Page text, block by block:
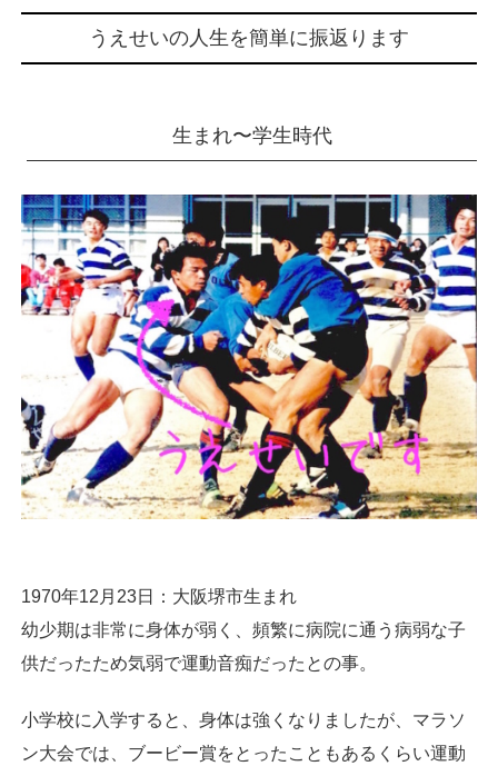
うえせいの人生を簡単に振返ります
生まれ〜学生時代
1970年12月23日：大阪堺市生まれ
幼少期は非常に身体が弱く、頻繁に病院に通う病弱な子
供だったため気弱で運動音痴だったとの事。
小学校に入学すると、身体は強くなりましたが、マラソ
ン大会では、ブービー賞をとったこともあるくらい運動